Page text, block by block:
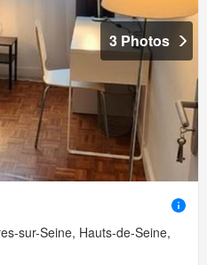
3 Photos
sur-Seine, Hauts-de-Seine,